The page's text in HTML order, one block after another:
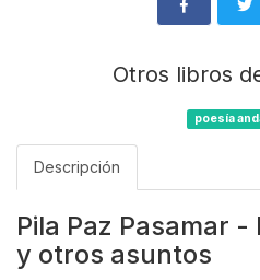
Otros libros
poesía
Descripción
Pila Paz Pasamar
y otros asuntos